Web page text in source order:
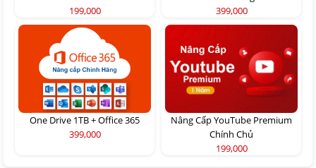
199,000
399,000
One Drive 1TB + Office 365
399,000
Nâng Cấp YouTube Premium
Chính Chủ
199,000